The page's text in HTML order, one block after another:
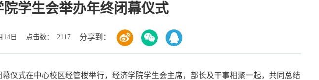
院学生会举办年终闭幕仪式
14日 点击数： 2117 分享到：
仪式在中心校区经管楼举行，经济学院学生会主席，部长及干事相聚一起，共同总结